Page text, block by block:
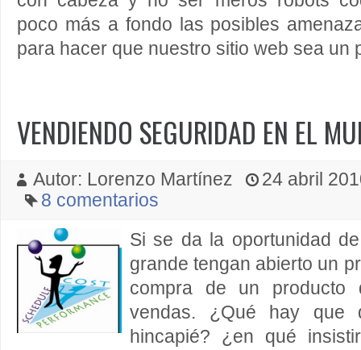
poco más a fondo las posibles
para hacer que nuestro sitio web sea un
VENDIENDO SEGURIDAD EN EL
Autor: Lorenzo Martínez
24 abril
8 comentarios
Si se da la oportunidad
grande tengan abierto un
compra de un producto
vendas. ¿Qué hay que
hincapié? ¿en qué